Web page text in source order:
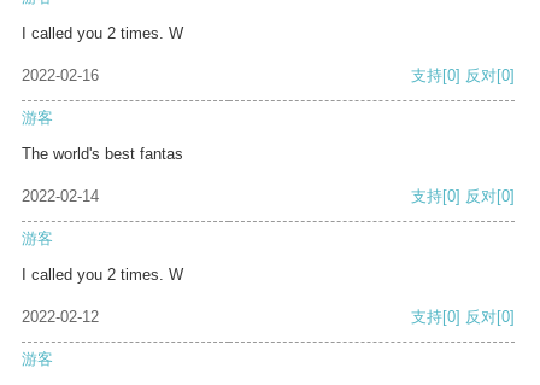
I called you 2 times. W
2022-02-16 支持[0] 反对[0]
游客
The world's best fantas
2022-02-14 支持[0] 反对[0]
游客
I called you 2 times. W
2022-02-12 支持[0] 反对[0]
游客